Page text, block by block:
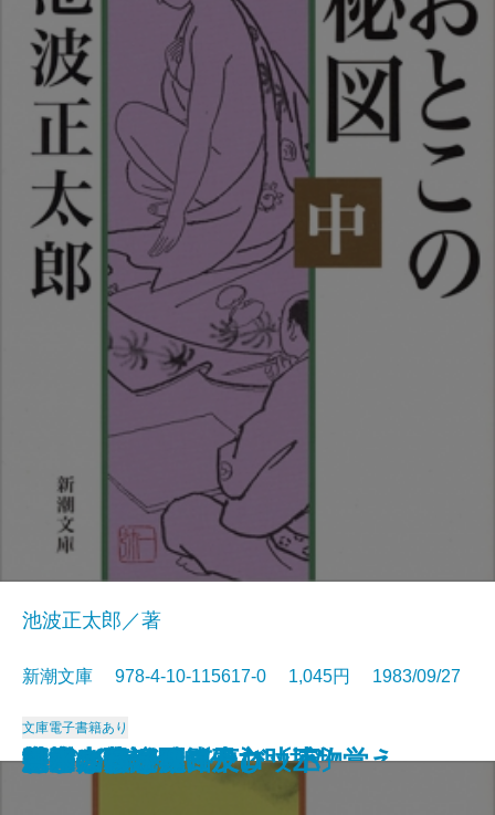
艶書
胡蝶の夢 一
胡蝶の夢 二
男子の本懐
かぼちゃの馬車
神隠し
消えた女―彫師伊之助捕物覚え―
風流太平記
おとこの秘図〔上〕
おとこの秘図〔中〕
池波正太郎／著
新潮文庫 978-4-10-115617-0 1,045円 1983/09/27
文庫電子書籍あり
おとこの秘図〔下〕
忍びの旗
さまざまな迷路
河童が覗いたヨーロッパ
幻の光
日本の昔話
死海のほとり
密会
洪水はわが魂に及び〔上〕
洪水はわが魂に及び〔下〕